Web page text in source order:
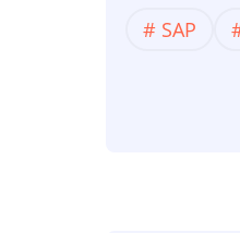
SAP